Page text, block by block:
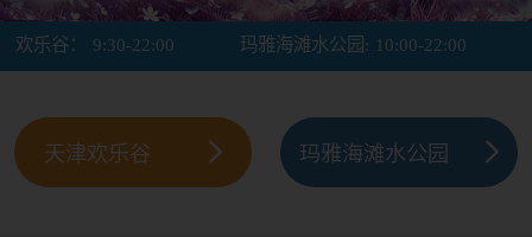
欢乐谷： 9:30-22:00 玛雅海滩水公园: 10:00-22:00
天津欢乐谷 玛雅海滩水公园